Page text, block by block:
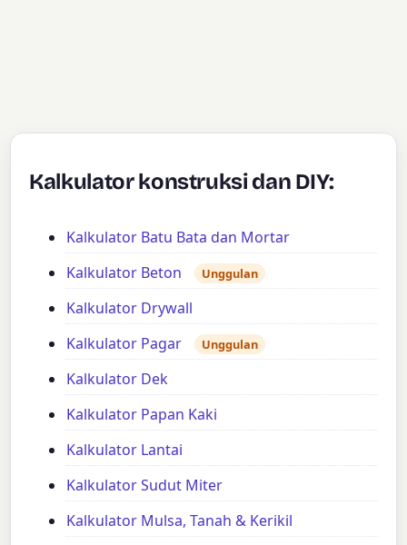
Kalkulator konstruksi dan DIY:
Kalkulator Batu Bata dan Mortar
Kalkulator Beton
Unggulan
Kalkulator Drywall
Kalkulator Pagar
Unggulan
Kalkulator Dek
Kalkulator Papan Kaki
Kalkulator Lantai
Kalkulator Sudut Miter
Kalkulator Mulsa, Tanah & Kerikil